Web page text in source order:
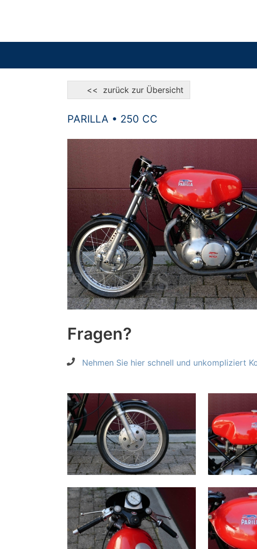
<< zurück zur Übersicht
PARILLA • 250 CC
Fragen?
Nehmen Sie hier schnell und unkompliziert